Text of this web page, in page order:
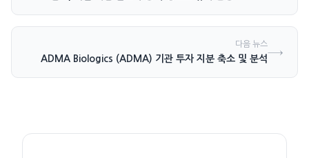
다음 뉴스
ADMA Biologics (ADMA) 기관 투자 지분 축소 및 분석→